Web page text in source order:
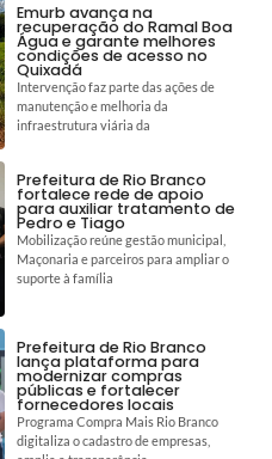
Emurb avança na
recuperação do Ramal Boa
Água e garante melhores
condições de acesso no
Quixadá
Intervenção faz parte das ações de
manutenção e melhoria da
infraestrutura viária da
Prefeitura de Rio Branco
fortalece rede de apoio
para auxiliar tratamento de
Pedro e Tiago
Mobilização reúne gestão municipal,
Maçonaria e parceiros para ampliar o
suporte à família
Prefeitura de Rio Branco
lança plataforma para
modernizar compras
públicas e fortalecer
fornecedores locais
Programa Compra Mais Rio Branco
digitaliza o cadastro de empresas,